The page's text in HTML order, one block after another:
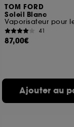
TOM FORD
Soleil Blanc
Vaporisateur pour
41
87,00€
Ajouter au